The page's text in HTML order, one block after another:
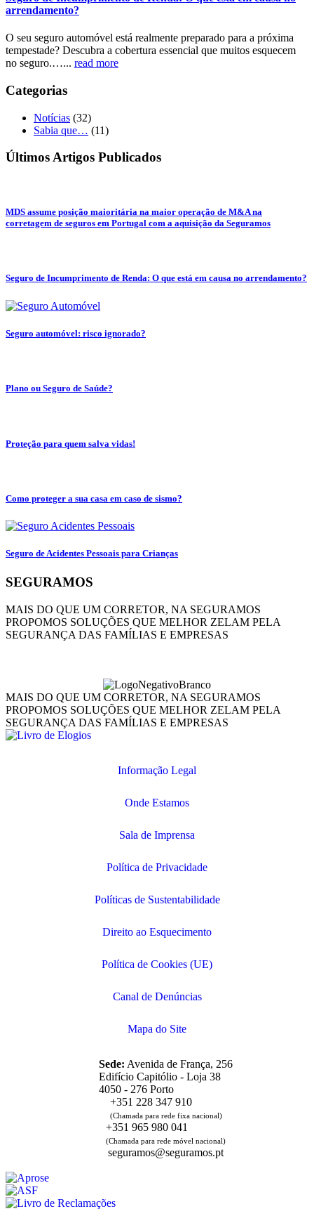
arrendamento?
O seu seguro automóvel está realmente preparado para a próxima
tempestade? Descubra a cobertura essencial que muitos esquecem
no seguro.…... read more
Categorias
Notícias (32)
Sabia que… (11)
Últimos Artigos Publicados
MDS assume posição maioritária na maior operação de M&A na
corretagem de seguros em Portugal com a aquisição da Seguramos
Seguro de Incumprimento de Renda: O que está em causa no arrendamento?
Seguro automóvel: risco ignorado?
Plano ou Seguro de Saúde?
Proteção para quem salva vidas!
Como proteger a sua casa em caso de sismo?
Seguro de Acidentes Pessoais para Crianças
SEGURAMOS
MAIS DO QUE UM CORRETOR, NA SEGURAMOS
PROPOMOS SOLUÇÕES QUE MELHOR ZELAM PELA
SEGURANÇA DAS FAMÍLIAS E EMPRESAS
MAIS DO QUE UM CORRETOR, NA SEGURAMOS
PROPOMOS SOLUÇÕES QUE MELHOR ZELAM PELA
SEGURANÇA DAS FAMÍLIAS E EMPRESAS
Informação Legal
Onde Estamos
Sala de Imprensa
Política de Privacidade
Políticas de Sustentabilidade
Direito ao Esquecimento
Política de Cookies (UE)
Canal de Denúncias
Mapa do Site
Sede: Avenida de França, 256
Edifício Capitólio - Loja 38
4050 - 276 Porto
+351 228 347 910
(Chamada para rede fixa nacional)
+351 965 980 041
(Chamada para rede móvel nacional)
seguramos@seguramos.pt